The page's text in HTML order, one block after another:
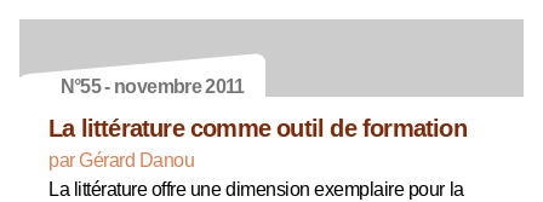
N°55 - novembre 2011
La littérature comme outil de formation
par Gérard Danou
La littérature offre une dimension exemplaire pour la